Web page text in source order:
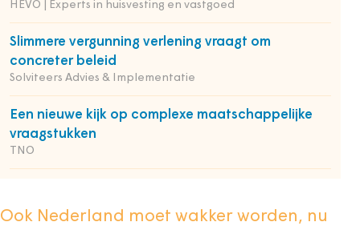
HEVO | Experts in huisvesting en vastgoed
Slimmere vergunning verlening vraagt om
concreter beleid
Solviteers Advies & Implementatie
Een nieuwe kijk op complexe maatschappelijke
vraagstukken
TNO
Ook Nederland moet wakker worden, nu